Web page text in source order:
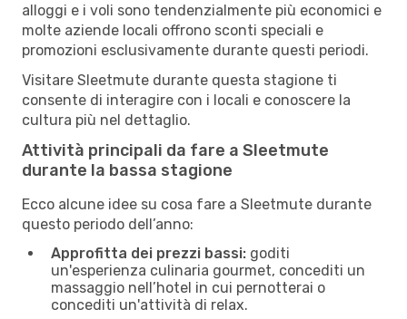
alloggi e i voli sono tendenzialmente più economici e
molte aziende locali offrono sconti speciali e
promozioni esclusivamente durante questi periodi.
Visitare Sleetmute durante questa stagione ti
consente di interagire con i locali e conoscere la
cultura più nel dettaglio.
Attività principali da fare a Sleetmute
durante la bassa stagione
Ecco alcune idee su cosa fare a Sleetmute durante
questo periodo dell’anno:
Approfitta dei prezzi bassi: goditi
un'esperienza culinaria gourmet, concediti un
massaggio nell’hotel in cui pernotterai o
concediti un'attività di relax.